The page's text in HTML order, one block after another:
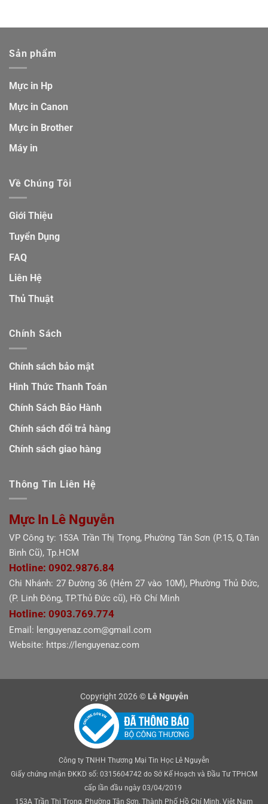
Sản phẩm
Mực in Hp
Mực in Canon
Mực in Brother
Máy in
Về Chúng Tôi
Giới Thiệu
Tuyển Dụng
FAQ
Liên Hệ
Thủ Thuật
Chính Sách
Chính sách bảo mật
Hình Thức Thanh Toán
Chính Sách Bảo Hành
Chính sách đổi trả hàng
Chính sách giao hàng
Thông Tin Liên Hệ
Mực In Lê Nguyễn
VP Công ty: 153A Trần Thị Trọng, Phường Tân Sơn (P.15, Q.Tân
Bình Cũ), Tp.HCM
Hotline: 0902.9876.84
Chi Nhánh: 27 Đường 36 (Hẻm 27 vào 10M), Phường Thủ Đức,
(P. Linh Đông, TP.Thủ Đức cũ), Hồ Chí Minh
Hotline: 0903.769.774
Email: lenguyenaz.com@gmail.com
Website: https://lenguyenaz.com
Copyright 2026 © Lê Nguyễn
Công ty TNHH Thương Mại Tin Học Lê Nguyễn
Giấy chứng nhận ĐKKD số: 0315604742 do Sở Kế Hoạch và Đầu Tư TPHCM
cấp lần đầu ngày 03/04/2019
153A Trần Thị Trọng, Phường Tân Sơn, Thành Phố Hồ Chí Minh, Việt Nam